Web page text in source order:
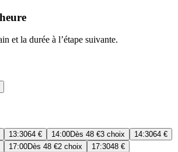
et la durée à l’étape suivante.
13:3064 € 14:00Dès 48 €3 choix 14:3064 €
17:00Dès 48 €2 choix 17:3048 €